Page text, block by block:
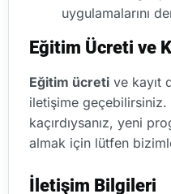
uygulamalarını
Eğitim Ücreti ve
Eğitim ücreti ve kayıt
iletişime geçebilirsiniz.
kaçırdıysanız, yeni
almak için lütfen
İletişim Bilgileri